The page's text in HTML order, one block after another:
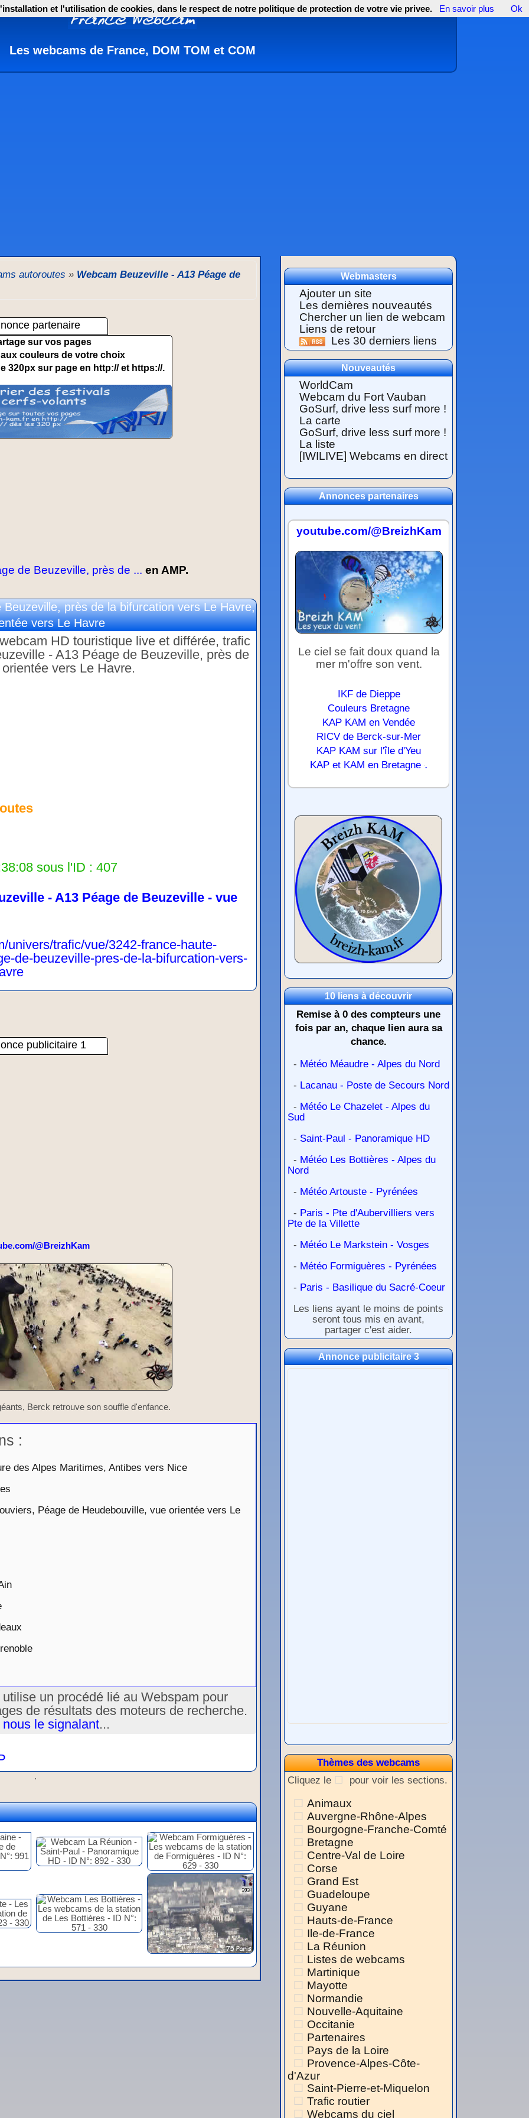
Les webcams de France, DOM TOM et COM
autoroutes » Webcam Beuzeville - A13 Péage de
partenaire
sur vos pages
couleurs de votre choix
320px sur page en http:// et https://.
de Beuzeville, près de ... en AMP.
près de la bifurcation vers Le Havre,
vers Le Havre
HD touristique live et différée, trafic
- A13 Péage de Beuzeville, près de
vers Le Havre.
sous l'ID : 407
- A13 Péage de Beuzeville - vue
univers/trafic/vue/3242-france-haute-
de-beuzeville-pres-de-la-bifurcation-vers-
publicitaire 1
@BreizhKam
Berck retrouve son souffle d'enfance.
:
des Alpes Maritimes, Antibes vers Nice
Péage de Heudebouville, vue orientée vers Le
un procédé lié au Webspam pour
de résultats des moteurs de recherche.
le signalant...
.
Webmasters
Ajouter un site
Les dernières nouveautés
Chercher un lien de webcam
Liens de retour
Les 30 derniers liens
Nouveautés
WorldCam
Webcam du Fort Vauban
GoSurf, drive less surf more !
La carte
GoSurf, drive less surf more !
La liste
[IWILIVE] Webcams en direct
Annonces partenaires
youtube.com/@BreizhKam
Le ciel se fait doux quand la
mer m'offre son vent.
IKF de Dieppe
Couleurs Bretagne
KAP KAM en Vendée
RICV de Berck-sur-Mer
KAP KAM sur l'île d'Yeu
KAP et KAM en Bretagne .
10 liens à découvrir
Remise à 0 des compteurs une
fois par an, chaque lien aura sa
chance.
- Météo Méaudre - Alpes du Nord
- Lacanau - Poste de Secours Nord
- Météo Le Chazelet - Alpes du
Sud
- Saint-Paul - Panoramique HD
- Météo Les Bottières - Alpes du
Nord
- Météo Artouste - Pyrénées
- Paris - Pte d'Aubervilliers vers
Pte de la Villette
- Météo Le Markstein - Vosges
- Météo Formiguères - Pyrénées
- Paris - Basilique du Sacré-Coeur
Les liens ayant le moins de points
seront tous mis en avant,
partager c'est aider.
Annonce publicitaire 3
Thèmes des webcams
Cliquez le
pour voir les sections.
Animaux
Auvergne-Rhône-Alpes
Bourgogne-Franche-Comté
Bretagne
Centre-Val de Loire
Corse
Grand Est
Guadeloupe
Guyane
Hauts-de-France
Ile-de-France
La Réunion
Listes de webcams
Martinique
Mayotte
Normandie
Nouvelle-Aquitaine
Occitanie
Partenaires
Pays de la Loire
Provence-Alpes-Côte-
d'Azur
Saint-Pierre-et-Miquelon
Trafic routier
Webcams du ciel
et l'utilisation de cookies, dans le respect de notre politique de protection de votre vie privee. En savoir plus Ok